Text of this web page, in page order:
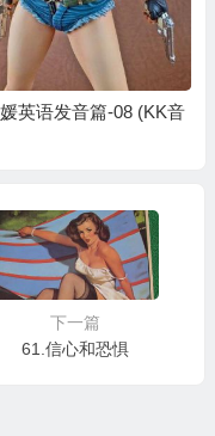
英语发音篇-08 (KK音
下一篇
61.信心和恐惧